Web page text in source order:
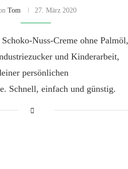
Tom 27. März 2020
Schoko-Nuss-Creme ohne Palmöl,
und Kinderarbeit,
persönlichen
Schnell, einfach und günstig.